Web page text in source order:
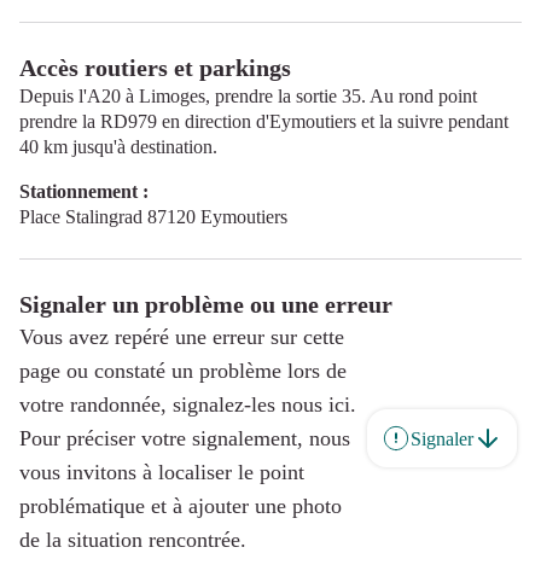
Accès routiers et parkings
Depuis l'A20 à Limoges, prendre la sortie 35. Au rond point
prendre la RD979 en direction d'Eymoutiers et la suivre pendant
40 km jusqu'à destination.
Stationnement :
Place Stalingrad 87120 Eymoutiers
Signaler un problème ou une erreur
Vous avez repéré une erreur sur cette
page ou constaté un problème lors de
votre randonnée, signalez-les nous ici.
Pour préciser votre signalement, nous
vous invitons à localiser le point
problématique et à ajouter une photo
de la situation rencontrée.
Signaler